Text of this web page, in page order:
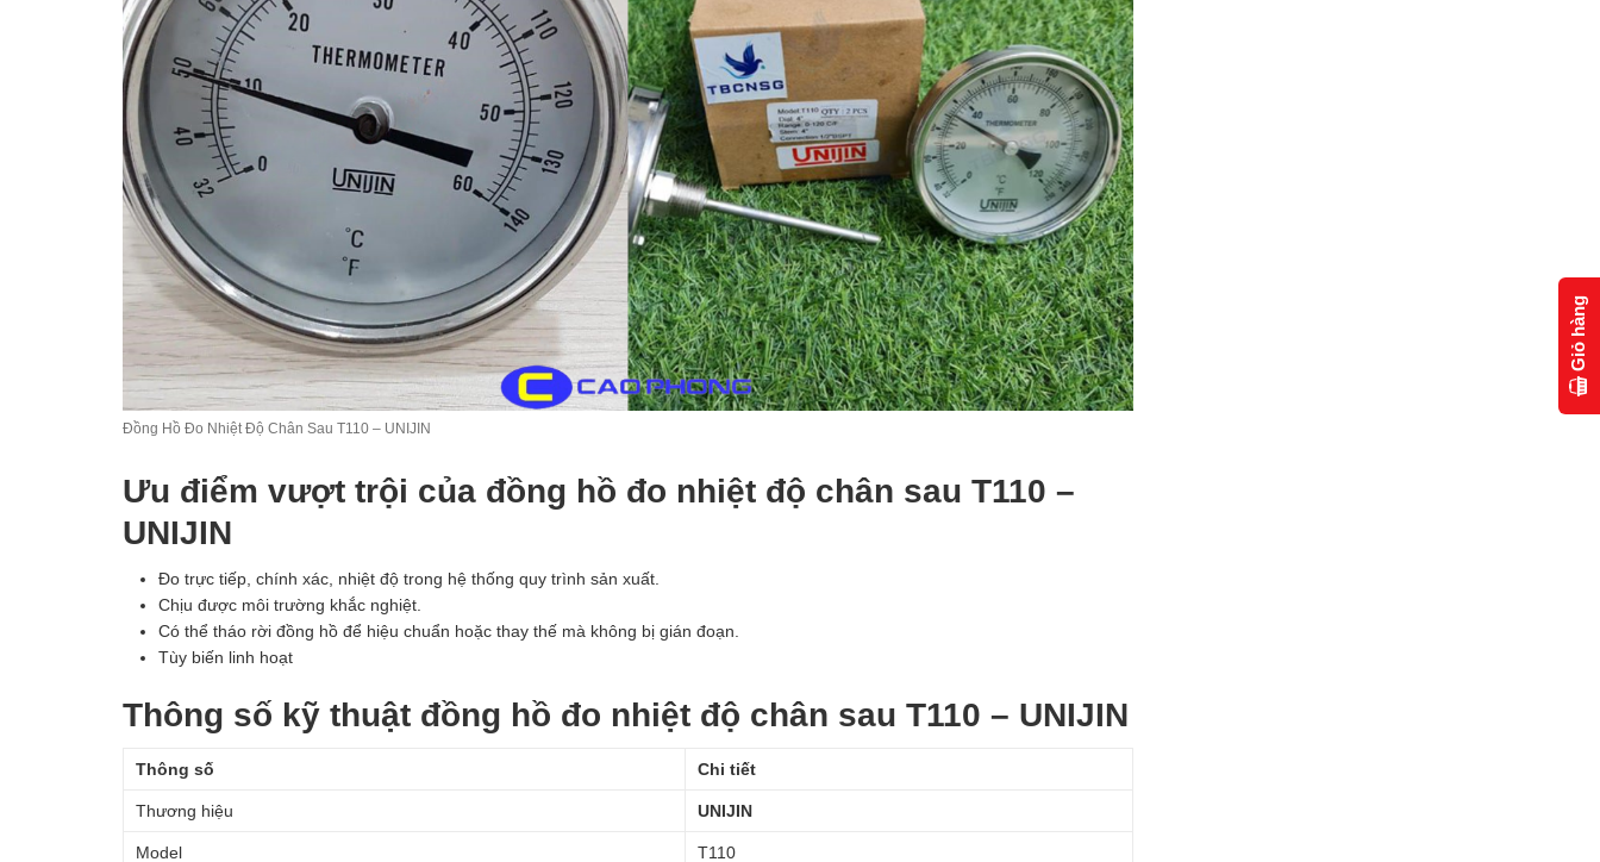
Đồng Hồ Đo Nhiệt Độ Chân Sau T110 – UNIJIN
Ưu điểm vượt trội của đồng hồ đo nhiệt độ chân sau T110 –
UNIJIN
Đo trực tiếp, chính xác, nhiệt độ trong hệ thống quy trình sản xuất.
Chịu được môi trường khắc nghiệt.
Có thể tháo rời đồng hồ để hiệu chuẩn hoặc thay thế mà không bị gián đoạn.
Tùy biến linh hoạt
Thông số kỹ thuật đồng hồ đo nhiệt độ chân sau T110 – UNIJIN
Thông số Chi tiết
Thương hiệu UNIJIN
Model T110
Giỏ hàng